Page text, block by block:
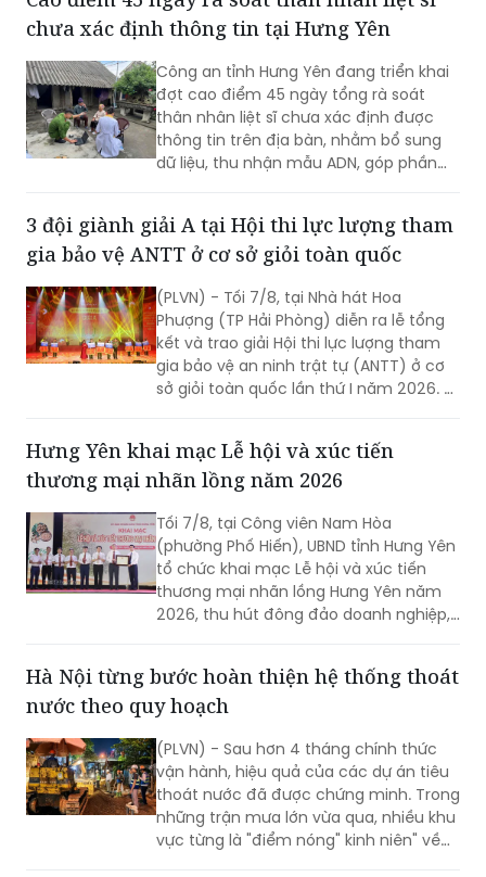
chưa xác định thông tin tại Hưng Yên
Công an tỉnh Hưng Yên đang triển khai
đợt cao điểm 45 ngày tổng rà soát
thân nhân liệt sĩ chưa xác định được
thông tin trên địa bàn, nhằm bổ sung
dữ liệu, thu nhận mẫu ADN, góp phần
3 đội giành giải A tại Hội thi lực lượng tham
gia bảo vệ ANTT ở cơ sở giỏi toàn quốc
(PLVN) - Tối 7/8, tại Nhà hát Hoa
Phượng (TP Hải Phòng) diễn ra lễ tổng
kết và trao giải Hội thi lực lượng tham
gia bảo vệ an ninh trật tự (ANTT) ở cơ
sở giỏi toàn quốc lần thứ I năm 2026. 3
Hưng Yên khai mạc Lễ hội và xúc tiến
thương mại nhãn lồng năm 2026
Tối 7/8, tại Công viên Nam Hòa
(phường Phố Hiến), UBND tỉnh Hưng Yên
tổ chức khai mạc Lễ hội và xúc tiến
thương mại nhãn lồng Hưng Yên năm
2026, thu hút đông đảo doanh nghiệp,
Hà Nội từng bước hoàn thiện hệ thống thoát
nước theo quy hoạch
(PLVN) - Sau hơn 4 tháng chính thức
vận hành, hiệu quả của các dự án tiêu
thoát nước đã được chứng minh. Trong
những trận mưa lớn vừa qua, nhiều khu
vực từng là "điểm nóng" kinh niên" về